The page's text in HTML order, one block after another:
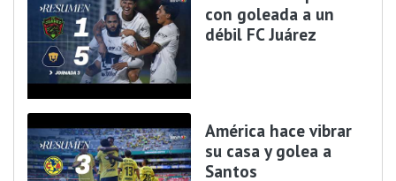
con goleada a un
débil FC Juárez
América hace vibrar
su casa y golea a
Santos